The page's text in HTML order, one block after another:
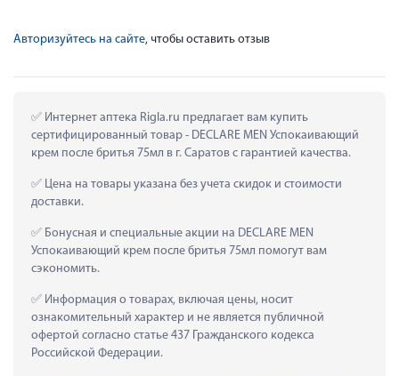
Авторизуйтесь на сайте, чтобы оставить отзыв
Интернет аптека Rigla.ru предлагает вам купить
сертифицированный товар - DECLARE MEN Успокаивающий
крем после бритья 75мл в г. Саратов с гарантией качества.
Цена на товары указана без учета скидок и стоимости
доставки.
Бонусная и специальные акции на DECLARE MEN
Успокаивающий крем после бритья 75мл помогут вам
сэкономить.
Информация о товарах, включая цены, носит
ознакомительный характер и не является публичной
офертой согласно статье 437 Гражданского кодекса
Российской Федерации.